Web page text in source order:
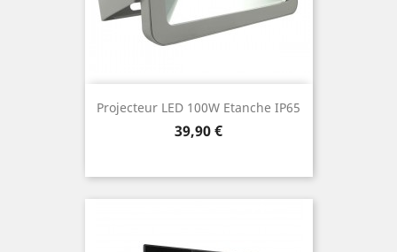
Projecteur LED 100W Etanche IP65
Prix
39,90 €